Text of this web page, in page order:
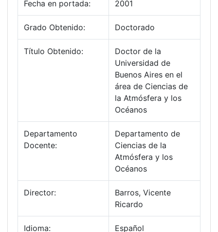
Fecha en portada: 2001
Grado Obtenido: Doctorado
Título Obtenido:
Doctor de la
Universidad de
Buenos Aires en el
área de Ciencias de
la Atmósfera y los
Océanos
Departamento
Docente:
Departamento de
Ciencias de la
Atmósfera y los
Océanos
Director:
Barros, Vicente
Ricardo
Idioma: Español